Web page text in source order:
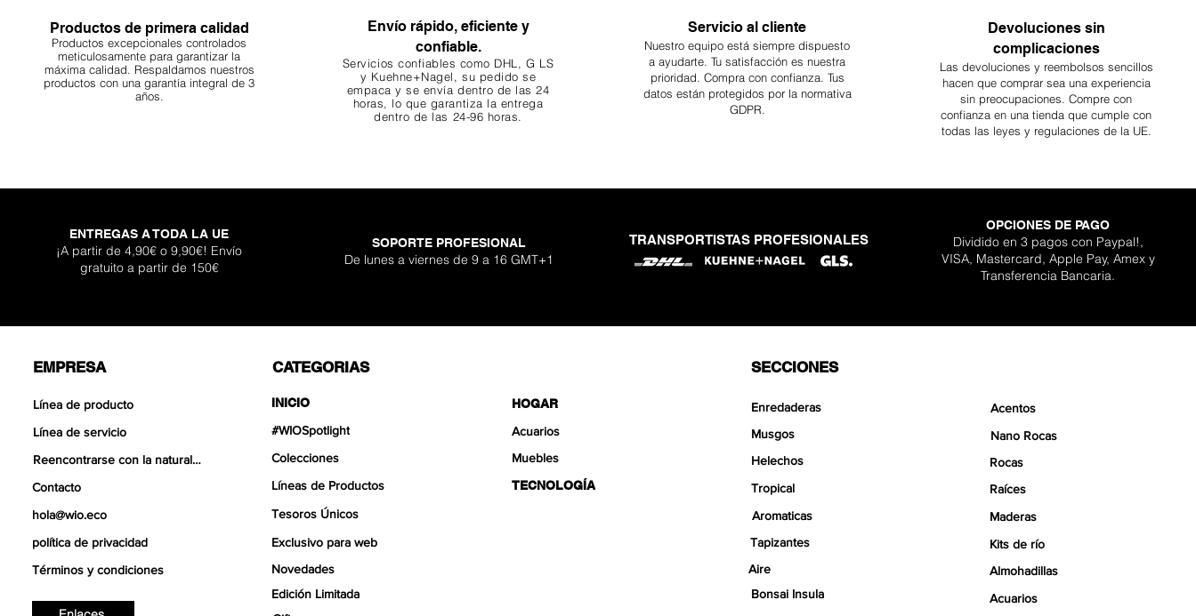
Productos de primera calidad
Productos excepcionales controlados
meticulosamente para garantizar la
máxima calidad. Respaldamos nuestros
productos con una garantía integral de 3
años.
Envío rápido, eficiente y
confiable.
Servicios confiables como DHL, G LS
y Kuehne+Nagel, su pedido se
empaca y se envía dentro de las 24
horas, lo que garantiza la entrega
dentro de las 24-96 horas.
Servicio al cliente
Nuestro equipo está siempre dispuesto
a ayudarte. Tu satisfacción es nuestra
prioridad. Compra con confianza. Tus
datos están protegidos por la normativa
GDPR.
Devoluciones sin
complicaciones
Las devoluciones y reembolsos sencillos
hacen que comprar sea una experiencia
sin preocupaciones. Compre con
confianza en una tienda que cumple con
todas las leyes y regulaciones de la UE.
ENTREGAS A TODA LA UE
¡A partir de 4,90€ o 9,90€! Envío
gratuito a partir de 150€
SOPORTE PROFESIONAL
De lunes a viernes de 9 a 16 GMT+1
TRANSPORTISTAS PROFESIONALES
OPCIONES DE PAGO
Dividido en 3 pagos con Paypal!,
VISA, Mastercard, Apple Pay, Amex y
Transferencia Bancaria.
EMPRESA
Línea de producto
Línea de servicio
Reencontrarse con la naturaleza
Contacto
hola@wio.eco
política de privacidad
Términos y condiciones
CATEGORIAS
INICIO
#WIOSpotlight
Colecciones
Líneas de Productos
Tesoros Únicos
Exclusivo para web
Novedades
Edición Limitada
HOGAR
Acuarios
Muebles
TECNOLOGÍA
SECCIONES
Enredaderas
Musgos
Helechos
Tropical
Aromaticas
Tapizantes
Aire
Bonsai Insula
Acentos
Nano Rocas
Rocas
Raíces
Maderas
Kits de río
Almohadillas
Acuarios